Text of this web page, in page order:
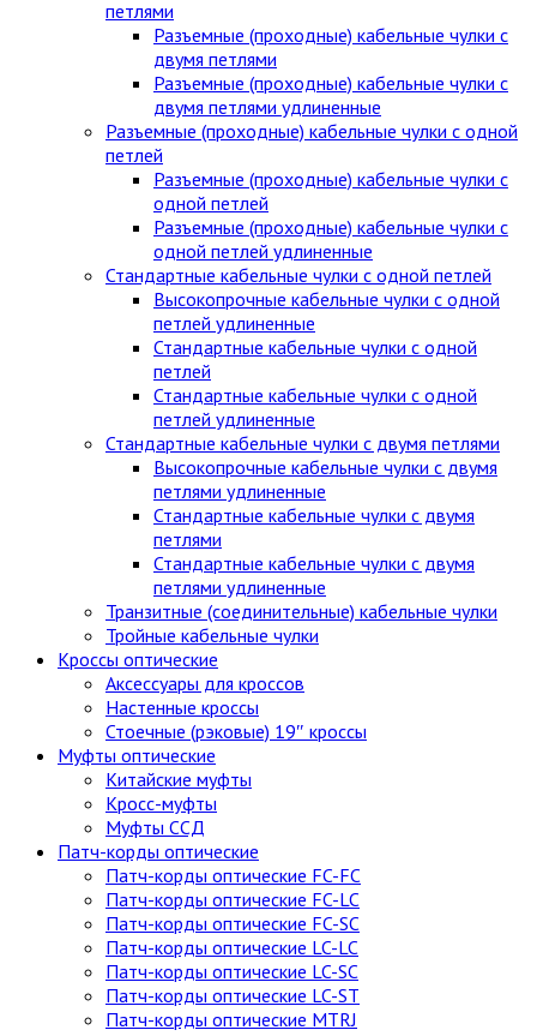
петлями
Разъемные (проходные) кабельные чулки с
двумя петлями
Разъемные (проходные) кабельные чулки с
двумя петлями удлиненные
Разъемные (проходные) кабельные чулки с одной
петлей
Разъемные (проходные) кабельные чулки с
одной петлей
Разъемные (проходные) кабельные чулки с
одной петлей удлиненные
Стандартные кабельные чулки c одной петлей
Высокопрочные кабельные чулки с одной
петлей удлиненные
Стандартные кабельные чулки с одной
петлей
Стандартные кабельные чулки с одной
петлей удлиненные
Стандартные кабельные чулки с двумя петлями
Высокопрочные кабельные чулки с двумя
петлями удлиненные
Стандартные кабельные чулки с двумя
петлями
Стандартные кабельные чулки с двумя
петлями удлиненные
Транзитные (соединительные) кабельные чулки
Тройные кабельные чулки
Кроссы оптические
Аксессуары для кроссов
Настенные кроссы
Стоечные (рэковые) 19″ кроссы
Муфты оптические
Китайские муфты
Кросс-муфты
Муфты ССД
Патч-корды оптические
Патч-корды оптические FC-FC
Патч-корды оптические FC-LC
Патч-корды оптические FC-SC
Патч-корды оптические LC-LC
Патч-корды оптические LC-SC
Патч-корды оптические LC-ST
Патч-корды оптические MTRJ